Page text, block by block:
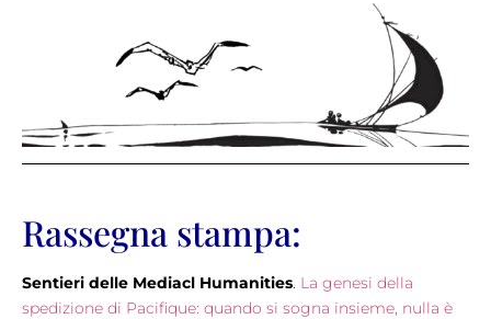
Rassegna stampa:
Sentieri delle Mediacl Humanities La genesi della
spedizione di Pacifique: quando si sogna insieme, nulla è